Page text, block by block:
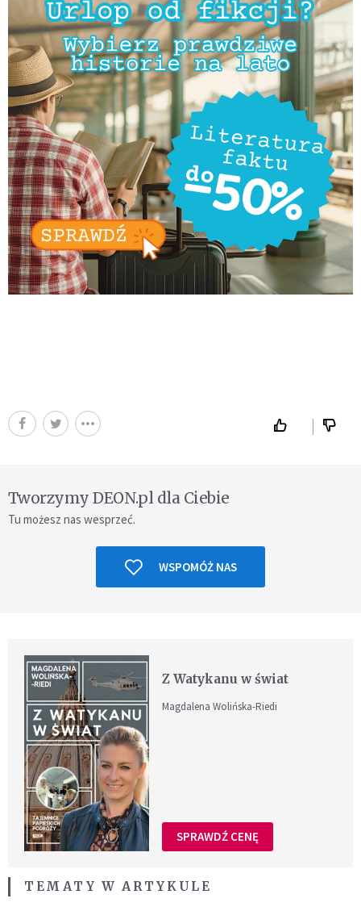
Tworzymy DEON.pl dla Ciebie
Tu możesz nas wesprzeć.
WSPOMÓŻ NAS
Z Watykanu w świat
Magdalena Wolińska-Riedi
SPRAWDŹ CENĘ
TEMATY W ARTYKULE